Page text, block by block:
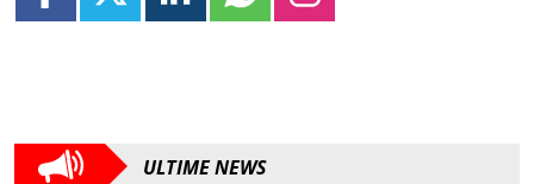
ULTIME NEWS